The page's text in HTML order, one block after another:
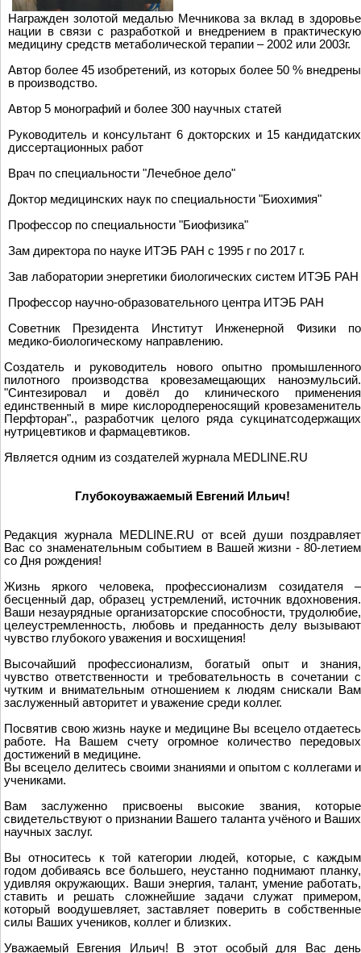
Награжден золотой медалью Мечникова за вклад в здоровье
нации в связи с разработкой и внедрением в практическую
медицину средств метаболической терапии – 2002 или 2003г.
Автор более 45 изобретений, из которых более 50 % внедрены
в производство.
Автор 5 монографий и более 300 научных статей
Руководитель и консультант 6 докторских и 15 кандидатских
диссертационных работ
Врач по специальности "Лечебное дело"
Доктор медицинских наук по специальности "Биохимия"
Профессор по специальности "Биофизика"
Зам директора по науке ИТЭБ РАН с 1995 г по 2017 г.
Зав лаборатории энергетики биологических систем ИТЭБ РАН
Профессор научно-образовательного центра ИТЭБ РАН
Советник Президента Институт Инженерной Физики по
медико-биологическому направлению.
Создатель и руководитель нового опытно промышленного
пилотного производства кровезамещающих наноэмульсий.
"Синтезировал и довёл до клинического применения
единственный в мире кислородпереносящий кровезаменитель
Перфторан"., разработчик целого ряда сукцинатсодержащих
нутрицевтиков и фармацевтиков.
Является одним из создателей журнала MEDLINE.RU
Глубокоуважаемый Евгений Ильич!
Редакция журнала MEDLINE.RU от всей души поздравляет
Вас со знаменательным событием в Вашей жизни - 80-летием
со Дня рождения!
Жизнь яркого человека, профессионализм созидателя –
бесценный дар, образец устремлений, источник вдохновения.
Ваши незаурядные организаторские способности, трудолюбие,
целеустремленность, любовь и преданность делу вызывают
чувство глубокого уважения и восхищения!
Высочайший профессионализм, богатый опыт и знания,
чувство ответственности и требовательность в сочетании с
чутким и внимательным отношением к людям снискали Вам
заслуженный авторитет и уважение среди коллег.
Посвятив свою жизнь науке и медицине Вы всецело отдаетесь
работе. На Вашем счету огромное количество передовых
достижений в медицине.
Вы всецело делитесь своими знаниями и опытом с коллегами и
учениками.
Вам заслуженно присвоены высокие звания, которые
свидетельствуют о признании Вашего таланта учёного и Ваших
научных заслуг.
Вы относитесь к той категории людей, которые, с каждым
годом добиваясь все большего, неустанно поднимают планку,
удивляя окружающих. Ваши энергия, талант, умение работать,
ставить и решать сложнейшие задачи служат примером,
который воодушевляет, заставляет поверить в собственные
силы Ваших учеников, коллег и близких.
Уважаемый Евгения Ильич! В этот особый для Вас день